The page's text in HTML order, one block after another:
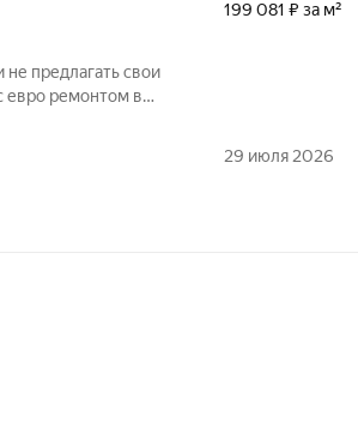
не предлагать свои
евро ремонтом в
Развитая
199 081 ₽ за м²
29 июля 2026